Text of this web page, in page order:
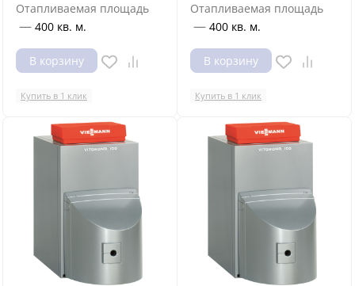
Отапливаемая площадь
— 400 кв. м.
В корзину
Купить в 1 клик
Отапливаемая площадь
— 400 кв. м.
В корзину
Купить в 1 клик